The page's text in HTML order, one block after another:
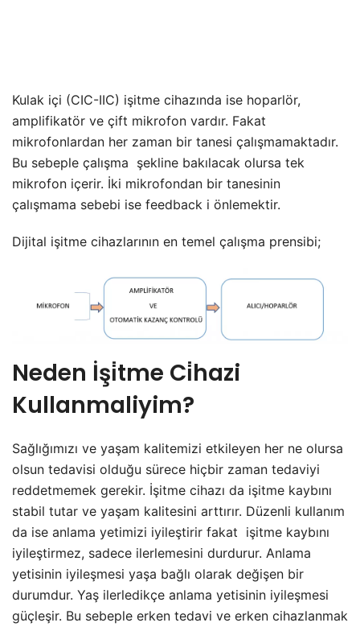
Kulak içi (CIC-IIC) işitme cihazında ise hoparlör,
amplifikatör ve çift mikrofon vardır. Fakat
mikrofonlardan her zaman bir tanesi çalışmamaktadır.
Bu sebeple çalışma şekline bakılacak olursa tek
mikrofon içerir. İki mikrofondan bir tanesinin
çalışmama sebebi ise feedback i önlemektir.
Dijital işitme cihazlarının en temel çalışma prensibi;
Neden İşi̇tme Ci̇hazi
Kullanmaliyim?
Sağlığımızı ve yaşam kalitemizi etkileyen her ne olursa
olsun tedavisi olduğu sürece hiçbir zaman tedaviyi
reddetmemek gerekir. İşitme cihazı da işitme kaybını
stabil tutar ve yaşam kalitesini arttırır. Düzenli kullanım
da ise anlama yetimizi iyileştirir fakat işitme kaybını
iyileştirmez, sadece ilerlemesini durdurur. Anlama
yetisinin iyileşmesi yaşa bağlı olarak değişen bir
durumdur. Yaş ilerledikçe anlama yetisinin iyileşmesi
güçleşir. Bu sebeple erken tedavi ve erken cihazlanmak